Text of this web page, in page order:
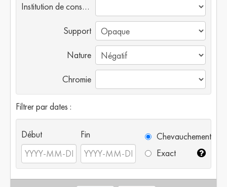
Institution de conservation
Support
Nature
Chromie
Filtrer par dates :
Début Fin
Chevauchement
Exact